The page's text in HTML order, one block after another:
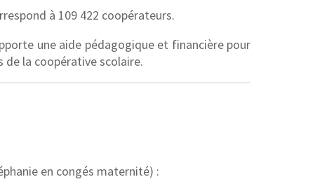
à 109 422 coopérateurs.
une aide pédagogique et financière pour
la coopérative scolaire.
en congés maternité) :